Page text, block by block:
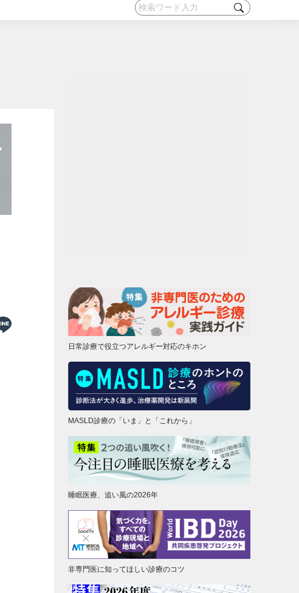
日常診療で役立つアレルギー対応のキホン
MASLD診療の「いま」と「これから」
睡眠医療、追い風の2026年
非専門医に知ってほしい診療のコツ